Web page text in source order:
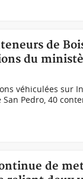
de
du
véhiculées sur
Pedro, 40
de